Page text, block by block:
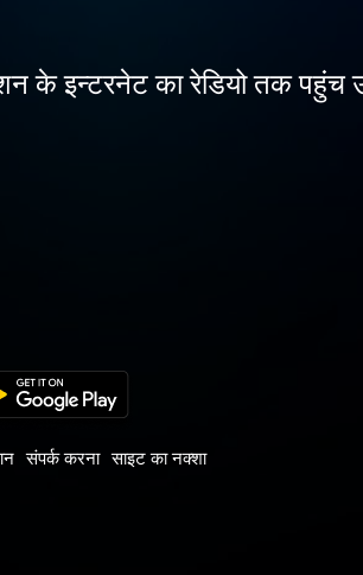
के इन्टरनेट का रेडियो तक पहुंच
संपर्क करना साइट का नक्शा